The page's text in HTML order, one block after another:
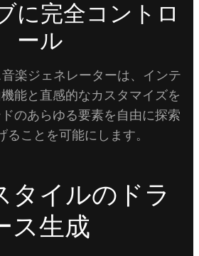
に完全コントロ
ール
楽ジェネレーターは、インテ
能と直感的なカスタマイズを
のあらゆる要素を自由に探索
ることを可能にします。
タイルのドラ
ス生成